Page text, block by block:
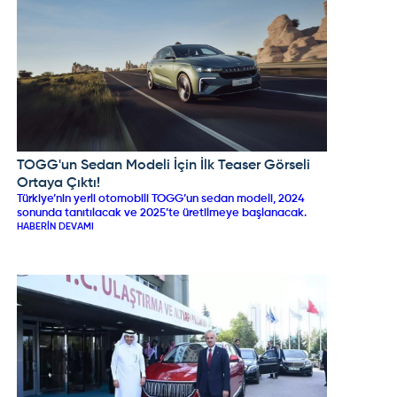
TOGG
TOGG'un Sedan Modeli İçin İlk Teaser Görseli
Ortaya Çıktı!
Türkiye’nin yerli otomobili TOGG’un sedan modeli, 2024
sonunda tanıtılacak ve 2025’te üretilmeye başlanacak.
HABERIN DEVAMI